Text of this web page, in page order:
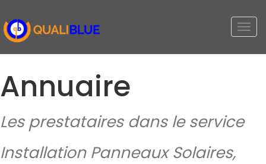
Annuaire
Les prestataires dans le service
Installation Panneaux Solaires,